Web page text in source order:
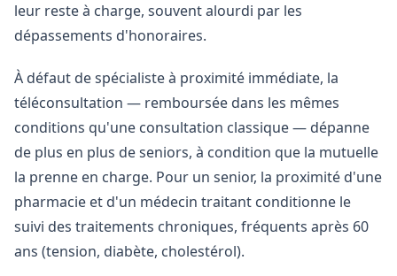
leur reste à charge, souvent alourdi par les
dépassements d'honoraires.
À défaut de spécialiste à proximité immédiate, la
téléconsultation — remboursée dans les mêmes
conditions qu'une consultation classique — dépanne
de plus en plus de seniors, à condition que la mutuelle
la prenne en charge. Pour un senior, la proximité d'une
pharmacie et d'un médecin traitant conditionne le
suivi des traitements chroniques, fréquents après 60
ans (tension, diabète, cholestérol).